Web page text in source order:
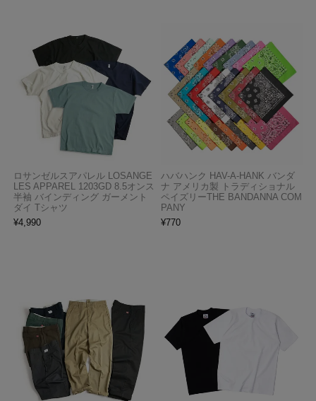
ロサンゼルスアパレル LOSANGE
LES APPAREL 1203GD 8.5オンス
半袖 バインディング ガーメント
ダイ Tシャツ
¥4,990
ハバハンク HAV-A-HANK バンダ
ナ アメリカ製 トラディショナル
ペイズリーTHE BANDANNA COM
PANY
¥770